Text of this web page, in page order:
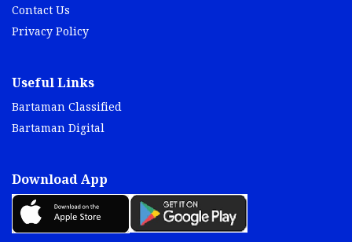
Contact Us
Privacy Policy
Useful Links
Bartaman Classified
Bartaman Digital
Download App